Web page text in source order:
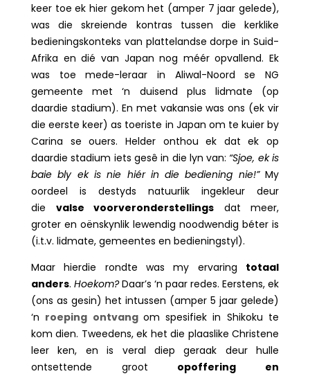
keer toe ek hier gekom het (amper 7 jaar gelede),
was die skreiende kontras tussen die kerklike
bedieningskonteks van plattelandse dorpe in Suid-
Afrika en dié van Japan nog méér opvallend. Ek
was toe mede-leraar in Aliwal-Noord se NG
gemeente met ‘n duisend plus lidmate (op
daardie stadium). En met vakansie was ons (ek vir
die eerste keer) as toeriste in Japan om te kuier by
Carina se ouers. Helder onthou ek dat ek op
daardie stadium iets gesê in die lyn van:“Sjoe, ek is
baie bly ek is nie hiér in die bediening nie!”My
oordeel is destyds natuurlik ingekleur deur
die valse voorveronderstellings dat meer,
groter en oënskynlik lewendig noodwendig béter is
(i.t.v. lidmate, gemeentes en bedieningstyl).
Maar hierdie rondte was my ervaring totaal
anders. Hoekom?Daar’s ‘n paar redes. Eerstens, ek
(ons as gesin) het intussen (amper 5 jaar gelede)
‘n roeping ontvang om spesifiek in Shikoku te
kom dien. Tweedens, ek het die plaaslike Christene
leer ken, en is veral diep geraak deur hulle
ontsettende groot opoffering en